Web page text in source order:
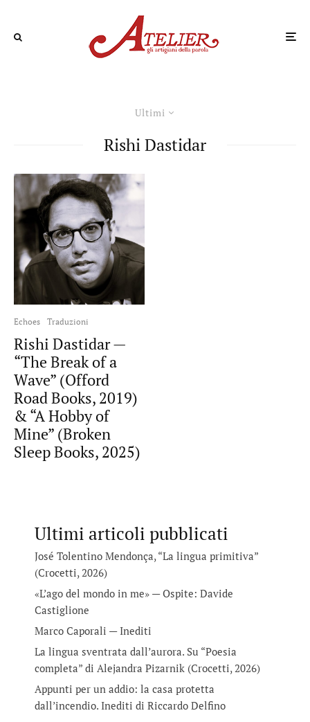
Ultimi
Rishi Dastidar
Echoes Traduzioni
Rishi Dastidar —
“The Break of a
Wave” (Offord
Road Books, 2019)
& “A Hobby of
Mine” (Broken
Sleep Books, 2025)
Ultimi articoli pubblicati
José Tolentino Mendonça, “La lingua primitiva”
(Crocetti, 2026)
«L’ago del mondo in me» — Ospite: Davide
Castiglione
Marco Caporali — Inediti
La lingua sventrata dall’aurora. Su “Poesia
completa” di Alejandra Pizarnik (Crocetti, 2026)
Appunti per un addio: la casa protetta
dall’incendio. Inediti di Riccardo Delfino